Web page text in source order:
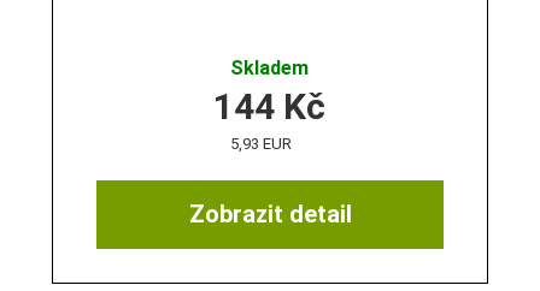
Skladem
Zobrazit detail
144 Kč
5,93 EUR